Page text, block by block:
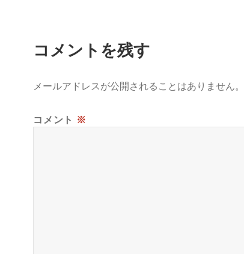
コメントを残す
メールアドレスが公開されることはありません。
コメント ※